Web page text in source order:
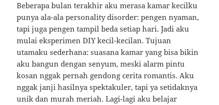
Beberapa bulan terakhir aku merasa kamar kecilku
punya ala-ala personality disorder: pengen nyaman,
tapi juga pengen tampil beda setiap hari. Jadi aku
mulai eksperimen DIY kecil-kecilan. Tujuan
utamaku sederhana: suasana kamar yang bisa bikin
aku bangun dengan senyum, meski alarm pintu
kosan nggak pernah gendong cerita romantis. Aku
nggak janji hasilnya spektakuler, tapi ya setidaknya
unik dan murah meriah. Lagi-lagi aku belajar